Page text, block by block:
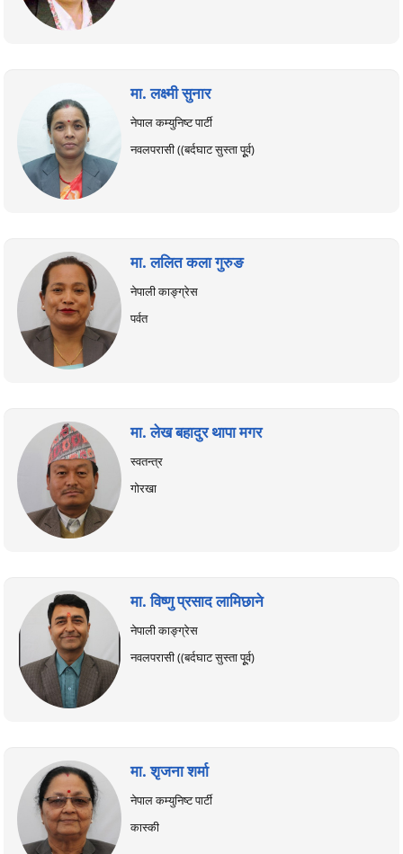
मा. लक्ष्मी सुनार
नेपाल कम्युनिष्ट पार्टी
नवलपरासी ((बर्दघाट सुस्ता पूूर्व)
मा. ललित कला गुरुङ
नेपाली काङ्ग्रेस
पर्वत
मा. लेख बहादुर थापा मगर
स्वतन्त्र
गोरखा
मा. विष्णु प्रसाद लामिछाने
नेपाली काङ्ग्रेस
नवलपरासी ((बर्दघाट सुस्ता पूूर्व)
मा. शृजना शर्मा
नेपाल कम्युनिष्ट पार्टी
कास्की